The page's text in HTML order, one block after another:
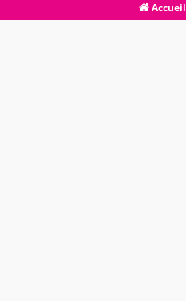
Accueil